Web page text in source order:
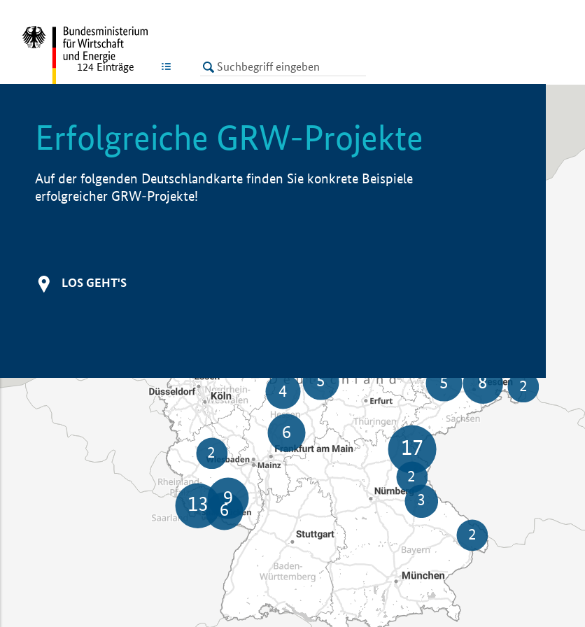
LISTE
124 Einträge
Erfolgreiche GRW-Projekte
Auf der folgenden Deutschlandkarte finden Sie konkrete Beispiele
erfolgreicher GRW-Projekte!
LOS GEHT'S